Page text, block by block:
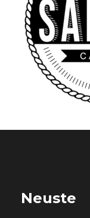
Neuste